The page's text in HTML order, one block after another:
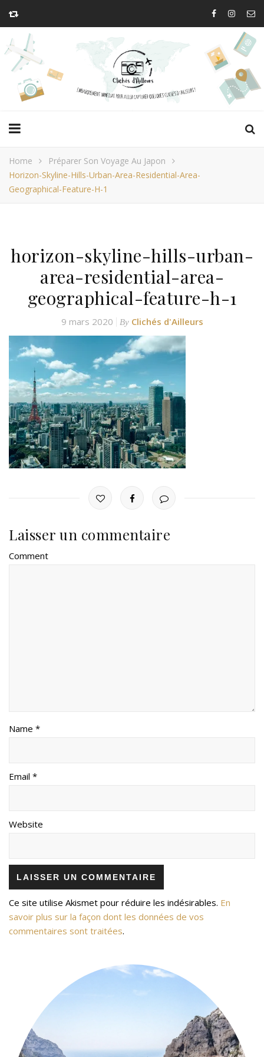
Home
Préparer Son Voyage Au Japon
Horizon-Skyline-Hills-Urban-Area-Residential-Area-
Geographical-Feature-H-1
horizon-skyline-hills-urban-
area-residential-area-
geographical-feature-h-1
9 mars 2020 By Clichés d'Ailleurs
Laisser un commentaire
Comment
Name *
Email *
Website
Ce site utilise Akismet pour réduire les indésirables. En
savoir plus sur la façon dont les données de vos
commentaires sont traitées.